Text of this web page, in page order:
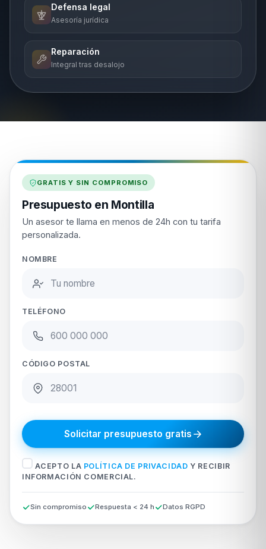
Defensa legal
Asesoría jurídica
Reparación
Integral tras desalojo
GRATIS Y SIN COMPROMISO
Presupuesto en Montilla
Un asesor te llama en menos de 24h con tu tarifa
personalizada.
NOMBRE
TELÉFONO
CÓDIGO POSTAL
Solicitar presupuesto gratis
ACEPTO LA POLÍTICA DE PRIVACIDAD Y RECIBIR
INFORMACIÓN COMERCIAL.
Sin compromiso Respuesta < 24 h Datos RGPD